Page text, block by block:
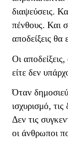
διαψεύσεις.
πένθους. Και
αποδείξεις θα
Οι
είτε δεν
Όταν
ισχυρισμό,
Δεν τις
οι άνθρωποι